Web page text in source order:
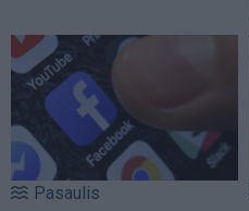
Pasaulis